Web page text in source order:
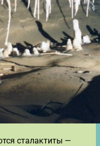
сталактиты —